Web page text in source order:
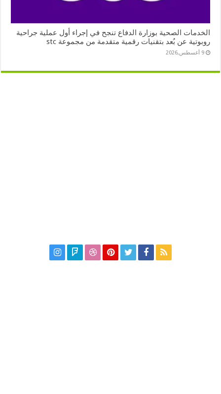
الخدمات الصحية بوزارة الدفاع تنجح في إجراء أول عملية جراحية
روبوتية عن بُعد بتقنيات رقمية متقدمة من مجموعة stc
9 أغسطس,2026